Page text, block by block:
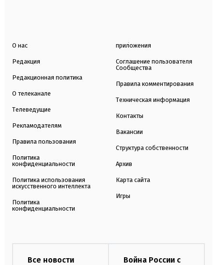
О нас
Редакция
Редакционная политика
О телеканале
Телеведущие
Рекламодателям
Правила пользования
Политика
конфиденциальности
Политика использования
искусственного интеллекта
Политика
конфиденциальности
приложения
Соглашение пользователя
Сообщества
Правила комментирования
Техническая информация
Контакты
Вакансии
Структура собственности
Архив
Карта сайта
Игры
Все новости
Война России с